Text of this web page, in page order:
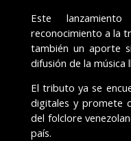
Este
reconocimiento a la
también un aporte
difusión de la música
El tributo ya se
digitales y promete
del folclore
país.